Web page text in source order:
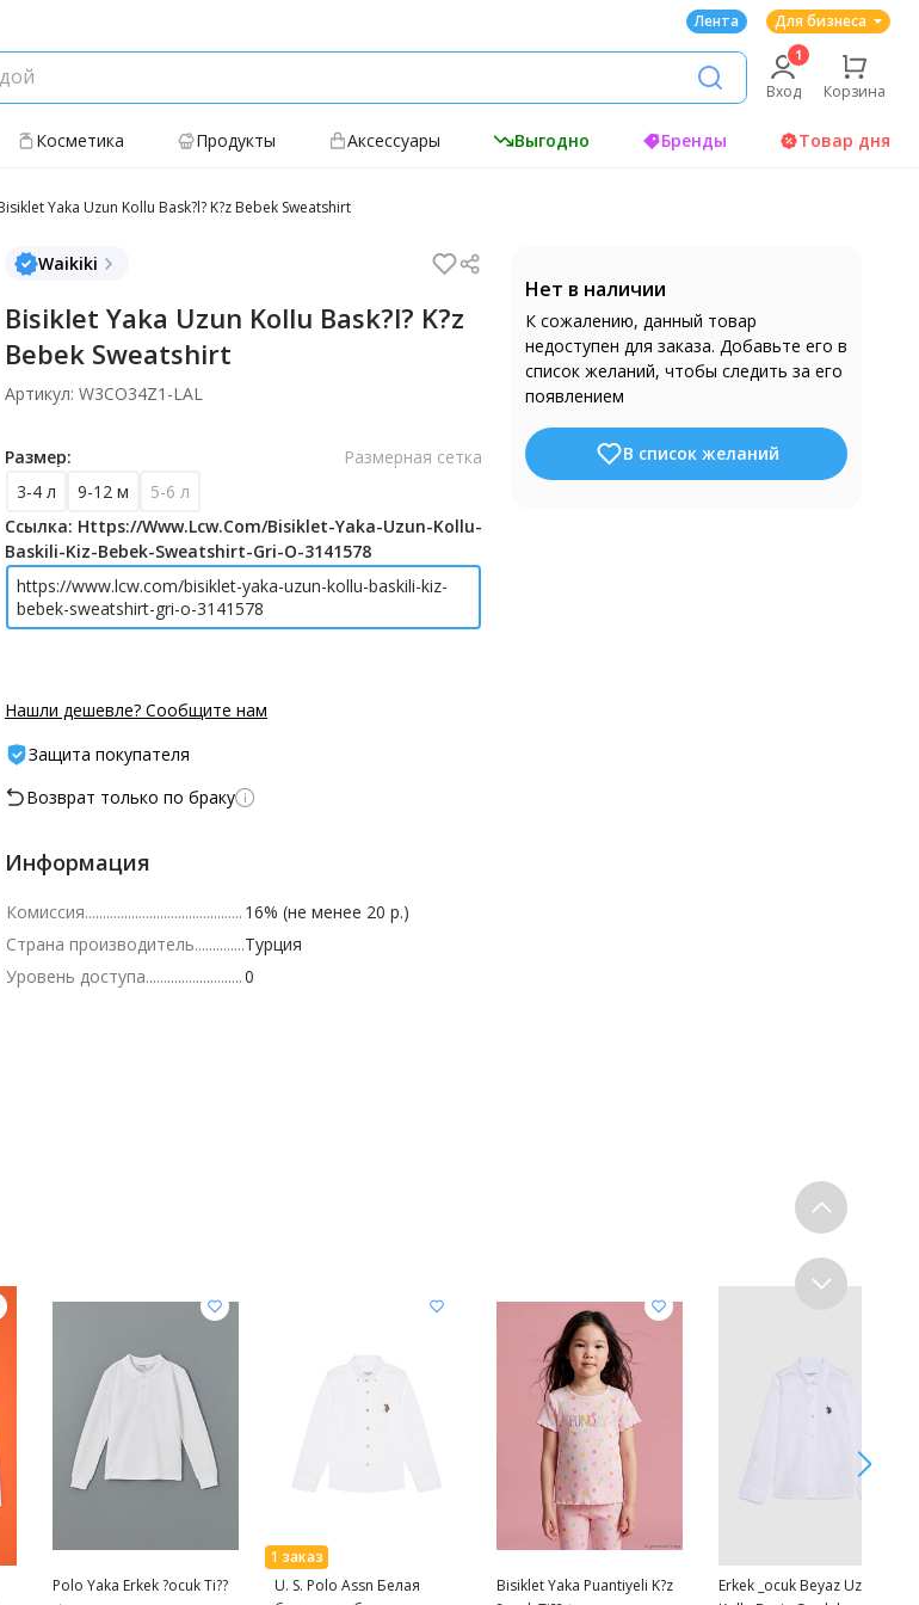
Лента Для бизнеса
Вход Корзина
Косметика Продукты Аксессуары Выгодно Бренды Товар дня
Yaka Uzun Kollu Bask?l? K?z Bebek Sweatshirt
Waikiki
Bisiklet Yaka Uzun Kollu Bask?l? K?z
Bebek Sweatshirt
Артикул: W3CO34Z1-LAL
Размер:
Размерная сетка
3-4 л
9-12 м
5-6 л
Ссылка: Https://www.lcw.com/bisiklet-Yaka-Uzun-Kollu-
Baskili-Kiz-Bebek-Sweatshirt-Gri-O-3141578
https://www.lcw.com/bisiklet-yaka-uzun-kollu-baskili-kiz-
bebek-sweatshirt-gri-o-3141578
Нет в наличии
К сожалению, данный товар
недоступен для заказа. Добавьте его в
список желаний, чтобы следить за его
появлением
В список желаний
Нашли дешевле? Сообщите нам
Защита покупателя
Возврат только по браку
Информация
Комиссия
16% (не менее 20 р.)
Страна производитель
Турция
Уровень доступа
0
Polo Yaka Erkek ?ocuk Ti??
U. S. Polo Assn Белая
Bisiklet Yaka Puantiyeli K?z
Erkek _ocuk Beyaz Uzun